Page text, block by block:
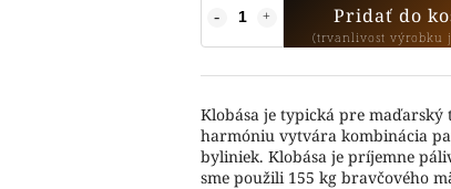
Pridať do
Klobása je typická pre maďarský
harmóniu vytvára kombinácia
byliniek. Klobása je príjemne
sme použili 155 kg bravčového